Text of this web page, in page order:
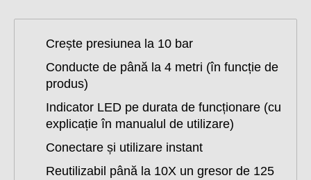
Crește presiunea la 10 bar
Conducte de până la 4 metri (în funcție de
produs)
Indicator LED pe durata de funcționare (cu
explicație în manualul de utilizare)
Conectare și utilizare instant
Reutilizabil până la 10X un gresor de 125